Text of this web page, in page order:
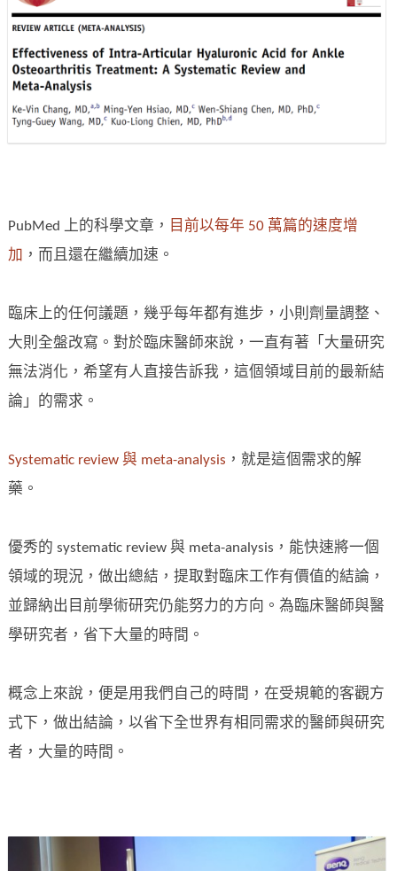
PubMed 上的科學文章，
目前以每年 50 萬篇的速度增
加 ，而且還在繼續加速。
臨床上的任何議題，幾乎每年都有進步，小則劑量調整、
大則全盤改寫。對於臨床醫師來說，一直有著「大量研究
無法消化，希望有人直接告訴我，這個領域目前的最新結
論」的需求。
Systematic review 與 meta-analysis ，就是這個需求的解
藥。
優秀的 systematic review 與 meta-analysis，能快速將一個
領域的現況，做出總結，提取對臨床工作有價值的結論，
並歸納出目前學術研究仍能努力的方向。為臨床醫師與醫
學研究者，省下大量的時間。
概念上來說，便是用我們自己的時間，在受規範的客觀方
式下，做出結論，以省下全世界有相同需求的醫師與研究
者，大量的時間。